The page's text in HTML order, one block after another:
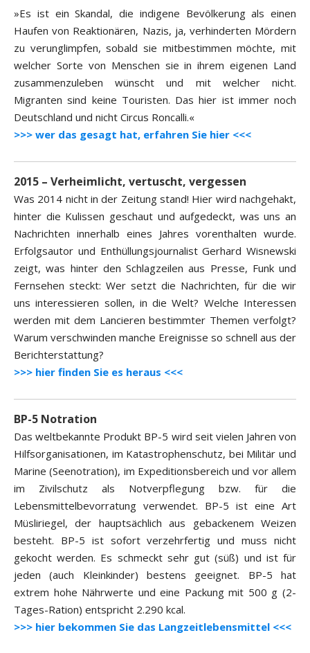
»Es ist ein Skandal, die indigene Bevölkerung als einen
Haufen von Reaktionären, Nazis, ja, verhinderten Mördern
zu verunglimpfen, sobald sie mitbestimmen möchte, mit
welcher Sorte von Menschen sie in ihrem eigenen Land
zusammenzuleben wünscht und mit welcher nicht.
Migranten sind keine Touristen. Das hier ist immer noch
Deutschland und nicht Circus Roncalli.«
>>> wer das gesagt hat, erfahren Sie hier <<<
2015 – Verheimlicht, vertuscht, vergessen
Was 2014 nicht in der Zeitung stand! Hier wird nachgehakt,
hinter die Kulissen geschaut und aufgedeckt, was uns an
Nachrichten innerhalb eines Jahres vorenthalten wurde.
Erfolgsautor und Enthüllungsjournalist Gerhard Wisnewski
zeigt, was hinter den Schlagzeilen aus Presse, Funk und
Fernsehen steckt: Wer setzt die Nachrichten, für die wir
uns interessieren sollen, in die Welt? Welche Interessen
werden mit dem Lancieren bestimmter Themen verfolgt?
Warum verschwinden manche Ereignisse so schnell aus der
Berichterstattung?
>>> hier finden Sie es heraus <<<
BP-5 Notration
Das weltbekannte Produkt BP-5 wird seit vielen Jahren von
Hilfsorganisationen, im Katastrophenschutz, bei Militär und
Marine (Seenotration), im Expeditionsbereich und vor allem
im Zivilschutz als Notverpflegung bzw. für die
Lebensmittelbevorratung verwendet. BP-5 ist eine Art
Müsliriegel, der hauptsächlich aus gebackenem Weizen
besteht. BP-5 ist sofort verzehrfertig und muss nicht
gekocht werden. Es schmeckt sehr gut (süß) und ist für
jeden (auch Kleinkinder) bestens geeignet. BP-5 hat
extrem hohe Nährwerte und eine Packung mit 500 g (2-
Tages-Ration) entspricht 2.290 kcal.
>>> hier bekommen Sie das Langzeitlebensmittel <<<